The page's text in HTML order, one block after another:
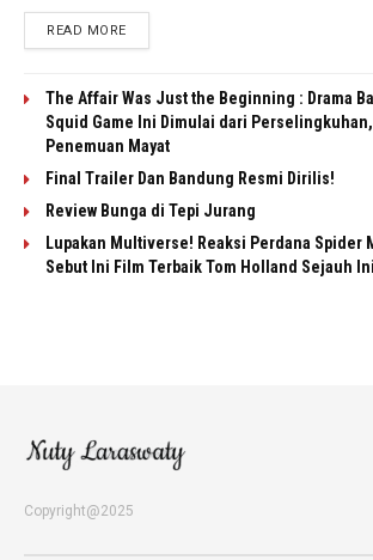
READ MORE
The Affair Was Just the Beginning : Drama
Squid Game Ini Dimulai dari
Penemuan Mayat
Final Trailer Dan Bandung Resmi Dirilis!
Review Bunga di Tepi Jurang
Lupakan Multiverse! Reaksi Perdana Spider
Sebut Ini Film Terbaik Tom Holland Sejauh Ini
Copyright@2025